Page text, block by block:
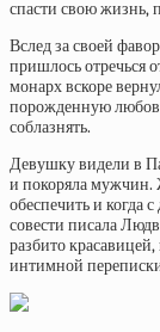
спасти свою жизнь,
Вслед за своей
пришлось отречься
монарх вскоре
порожденную
соблазнять.
Девушку видели в
и покоряла мужчин.
обеспечить и когда
совести писала
разбито
интимной